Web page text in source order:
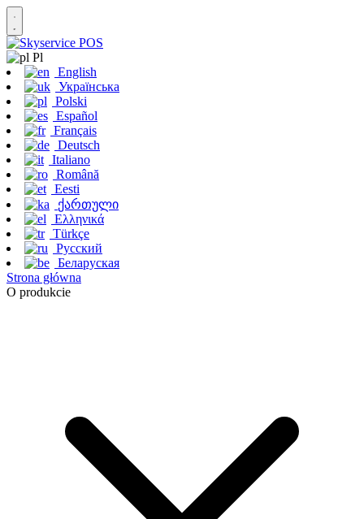
Pl
English
Українська
Polski
Español
Français
Deutsch
Italiano
Română
Eesti
ქართული
Ελληνικά
Türkçe
Русский
Беларуская
Strona główna
O produkcie